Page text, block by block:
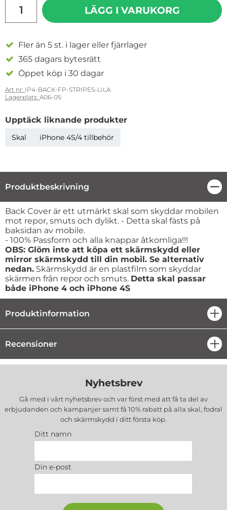
LÄGG I VARUKORG
Fler än 5 st. i lager eller fjärrlager
365 dagars bytesrätt
Öppet köp i 30 dagar
Art nr: IP4-BACK-FP-STRIPES-LILA
Lagerplats: A06-05
Upptäck liknande produkter
Skal iPhone 4S/4 tillbehör
Produktbeskrivning
Produktbeskrivning
Back Cover är ett utmärkt skal som skyddar mobilen
mot repor, smuts och dylikt. - Detta skal fästs på
baksidan av mobile.
- 100% Passform och alla knappar åtkomliga!!!
OBS: Glöm inte att köpa ett skärmskydd eller
mirror skärmskydd till din mobil. Se alternativ
nedan. Skärmskydd är en plastfilm som skyddar
skärmen från repor och smuts. Detta skal passar
både iPhone 4 och iPhone 4S
Produktinformation
Recensioner
Nyhetsbrev
Gå med i vårt nyhetsbrev och var först med att få ta del av
erbjudanden och kampanjer samt få 10% rabatt på alla skal, fodral
och skärmskydd i ditt första köp.
Ditt namn
Din e-post